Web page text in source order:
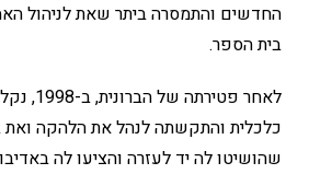
החדשים והתמסרה ביתר שאת לניהול
בית הספר.
לאחר
כלכלית והתקשתה לנהל את הלהקה ואת
שהושיטו לה יד לעזרה והציעו לה